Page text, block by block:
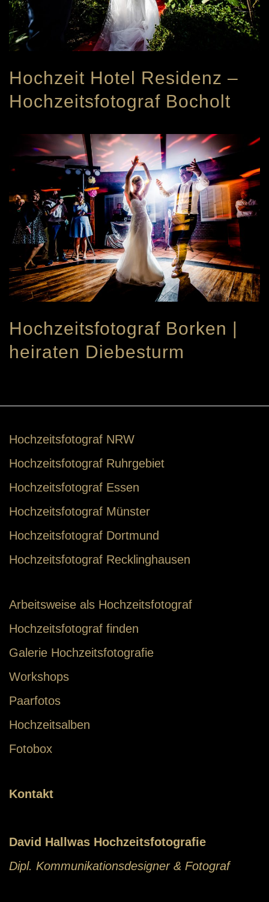
Hochzeit Hotel Residenz –
Hochzeitsfotograf Bocholt
Hochzeitsfotograf Borken |
heiraten Diebesturm
Hochzeitsfotograf NRW
Hochzeitsfotograf Ruhrgebiet
Hochzeitsfotograf Essen
Hochzeitsfotograf Münster
Hochzeitsfotograf Dortmund
Hochzeitsfotograf Recklinghausen
Arbeitsweise als Hochzeitsfotograf
Hochzeitsfotograf finden
Galerie Hochzeitsfotografie
Workshops
Paarfotos
Hochzeitsalben
Fotobox
Kontakt
David Hallwas Hochzeitsfotografie
Dipl. Kommunikationsdesigner & Fotograf